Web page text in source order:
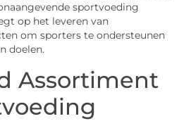
sportvoeding
op het leveren van
om sporters te ondersteunen
doelen.
Assortiment